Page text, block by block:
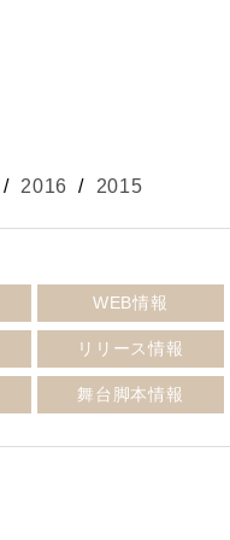
2016 / 2015
WEB情報
リリース情報
舞台脚本情報